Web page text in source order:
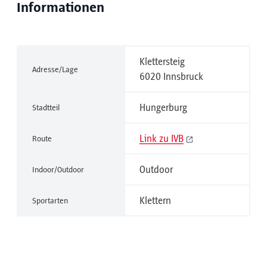
Informationen
Adresse/Lage
Klettersteig
6020 Innsbruck
Stadtteil Hungerburg
Route Link zu IVB
Indoor/Outdoor Outdoor
Sportarten Klettern